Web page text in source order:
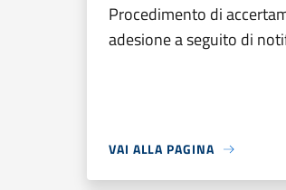
Procedimento di
adesione a seguito di
VAI ALLA PAGINA